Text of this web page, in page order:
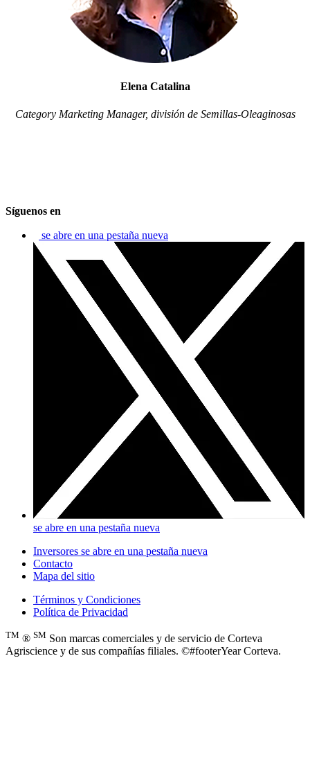
Elena Catalina
Category Marketing Manager, división de Semillas-Oleaginosas
Síguenos en
se abre en una pestaña nueva
se abre en una pestaña nueva
Inversores se abre en una pestaña nueva
Contacto
Mapa del sitio
Términos y Condiciones
Política de Privacidad
TM ® SM Son marcas comerciales y de servicio de Corteva
Agriscience y de sus compañías filiales. ©#footerYear Corteva.